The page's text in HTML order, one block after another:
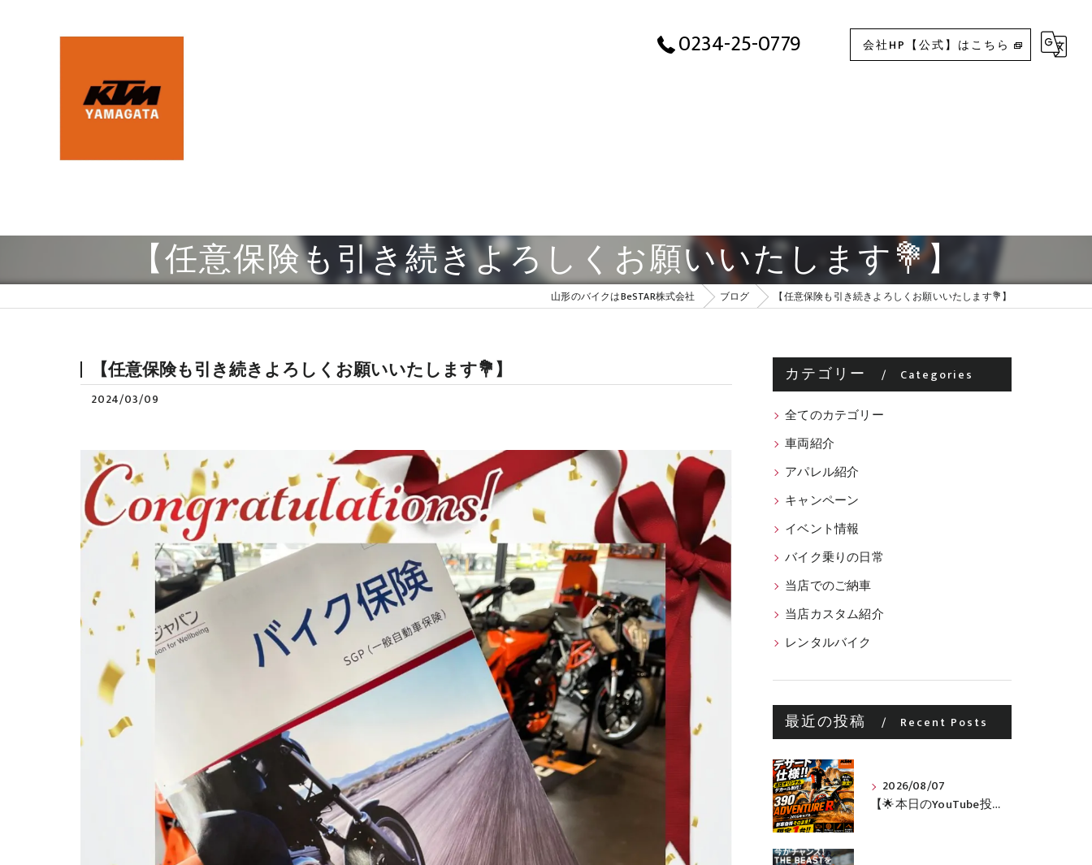
0234-25-0779 会社HP【公式】はこちら
【任意保険も引き続きよろしくお願いいたします💐】
山形のバイクはBeSTAR株式会社 ブログ 【任意保険も引き続きよろしくお願いいたします💐】
【任意保険も引き続きよろしくお願いいたします💐】
2024/03/09
カテゴリー Categories
全てのカテゴリー
車両紹介
アパレル紹介
キャンペーン
イベント情報
バイク乗りの日常
当店でのご納車
当店カスタム紹介
レンタルバイク
最近の投稿 Recent Posts
2026/08/07
【🌟本日のYouTube投稿完了🌟】 🔥390 ADVENTURE R × KTM山形 オリジナルデカール仕様誕生🔥